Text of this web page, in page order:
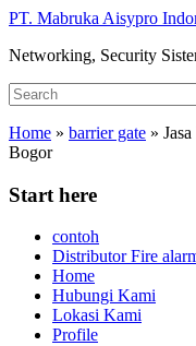
Skip
main
PT. Mabruka Aisypro
Networking, Security
Search
for:
Home » barrier gate »
Bogor
Start here
contoh
Distributor Fire
Home
Hubungi Kami
Lokasi Kami
Profile